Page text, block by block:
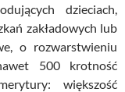
dzieciach,
zakładowych lub
o rozwarstwieniu
500 krotność
większość